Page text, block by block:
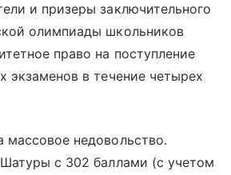
и призеры заключительного
олимпиады школьников
право на поступление
экзаменов в течение четырех
массовое недовольство.
с 302 баллами (с учетом